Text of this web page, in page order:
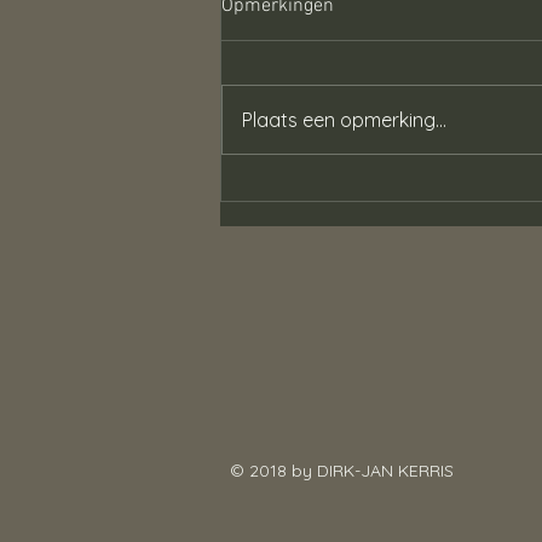
Nieuws
Opmerkingen
Plaats een opmerking...
© 2018 by DIRK-JAN KERRIS